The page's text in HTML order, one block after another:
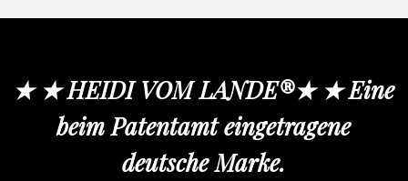
★ ★ HEIDI VOM LANDE®★ ★ Eine
beim Patentamt eingetragene
deutsche Marke.